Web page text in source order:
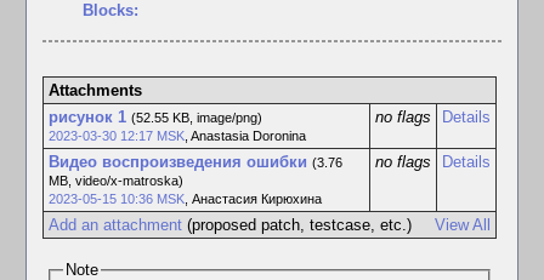
Blocks:
Attachments
рисунок 1 (52.55 KB, image/png)
2023-03-30 12:17 MSK, Anastasia Doronina
no flags Details
Видео воспроизведения ошибки (3.76
MB, video/x-matroska)
2023-05-15 10:36 MSK, Анастасия Кирюхина
no flags Details
View All
Add an attachment(proposed patch, testcase, etc.)
Note